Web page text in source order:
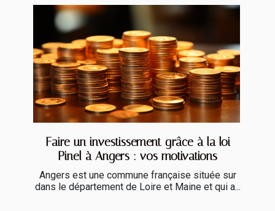
Faire un investissement grâce à la loi
Pinel à Angers : vos motivations
Angers est une commune française située sur
dans le département de Loire et Maine et qui a...